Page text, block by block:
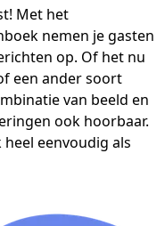
Met het
nemen je gasten
op. Of het nu
een ander soort
van beeld en
ook hoorbaar.
eenvoudig als